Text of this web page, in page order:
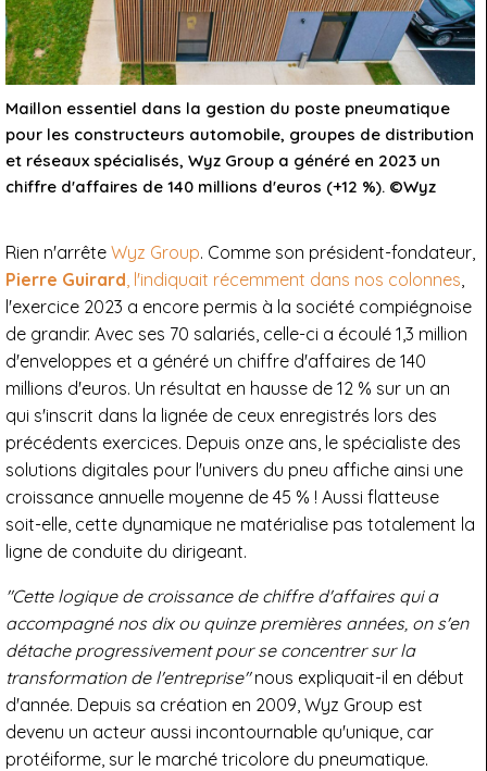
Maillon essentiel dans la gestion du poste pneumatique
pour les constructeurs automobile, groupes de distribution
et réseaux spécialisés, Wyz Group a généré en 2023 un
chiffre d'affaires de 140 millions d'euros (+12 %). ©Wyz
Rien n'arrête Wyz Group. Comme son président-fondateur,
Pierre Guirard , l'indiquait récemment dans nos colonnes
l'exercice 2023 a encore permis à la société compiégnoise
de grandir. Avec ses 70 salariés, celle-ci a écoulé 1,3 million
d'enveloppes et a généré un chiffre d'affaires de 140
millions d'euros. Un résultat en hausse de 12 % sur un an
qui s'inscrit dans la lignée de ceux enregistrés lors des
précédents exercices. Depuis onze ans, le spécialiste des
solutions digitales pour l'univers du pneu affiche ainsi une
croissance annuelle moyenne de 45 % ! Aussi flatteuse
soit-elle, cette dynamique ne matérialise pas totalement la
ligne de conduite du dirigeant.
"Cette logique de croissance de chiffre d'affaires qui a
accompagné nos dix ou quinze premières années, on s'en
détache progressivement pour se concentrer sur la
transformation de l'entreprise"nous expliquait-il en début
d'année. Depuis sa création en 2009, Wyz Group est
devenu un acteur aussi incontournable qu'unique, car
protéiforme, sur le marché tricolore du pneumatique.